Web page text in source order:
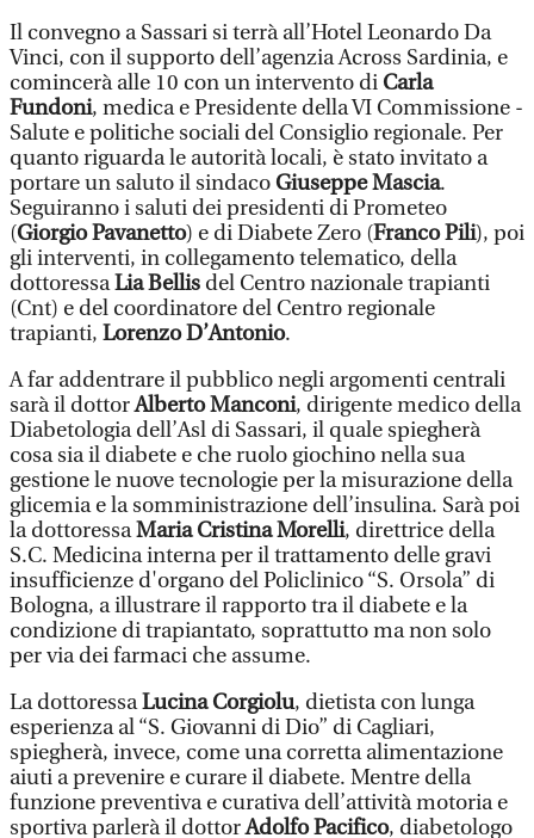
Il convegno a Sassari si terrà all’Hotel Leonardo Da
Vinci, con il supporto dell’agenzia Across Sardinia, e
comincerà alle 10 con un intervento di Carla
Fundoni, medica e Presidente della VI Commissione -
Salute e politiche sociali del Consiglio regionale. Per
quanto riguarda le autorità locali, è stato invitato a
portare un saluto il sindacoGiuseppe Mascia.
Seguiranno i saluti dei presidenti di Prometeo
(Giorgio Pavanetto) e di Diabete Zero (Franco Pili), poi
gli interventi, in collegamento telematico, della
dottoressaLia Bellis del Centro nazionale trapianti
(Cnt) e del coordinatore del Centro regionale
trapianti, Lorenzo D’Antonio.
A far addentrare il pubblico negli argomenti centrali
sarà il dottorAlberto Manconi, dirigente medico della
Diabetologia dell’Asl di Sassari, il quale spiegherà
cosa sia il diabete e che ruolo giochino nella sua
gestione le nuove tecnologie per la misurazione della
glicemia e la somministrazione dell’insulina. Sarà poi
la dottoressaMaria Cristina Morelli, direttrice della
S.C. Medicina interna per il trattamento delle gravi
insufficienze d'organo del Policlinico “S. Orsola” di
Bologna, a illustrare il rapporto tra il diabete e la
condizione di trapiantato, soprattutto ma non solo
per via dei farmaci che assume.
La dottoressaLucina Corgiolu, dietista con lunga
esperienza al “S. Giovanni di Dio” di Cagliari,
spiegherà, invece, come una corretta alimentazione
aiuti a prevenire e curare il diabete. Mentre della
funzione preventiva e curativa dell’attività motoria e
sportiva parlerà il dottorAdolfo Pacifico, diabetologo